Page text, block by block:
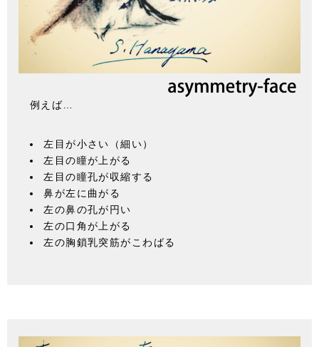
例えば…
左目が小さい（細い）
左目の瞳が上がる
左目の瞳孔が収縮する
鼻が左に曲がる
左の鼻の孔が円い
左の口角が上がる
左の胸鎖乳突筋がこわばる